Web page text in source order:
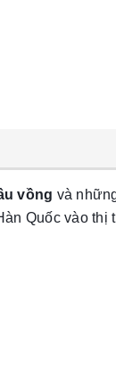
vồng và
Quốc vào